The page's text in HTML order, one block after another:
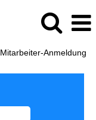
Mitarbeiter-Anmeldung